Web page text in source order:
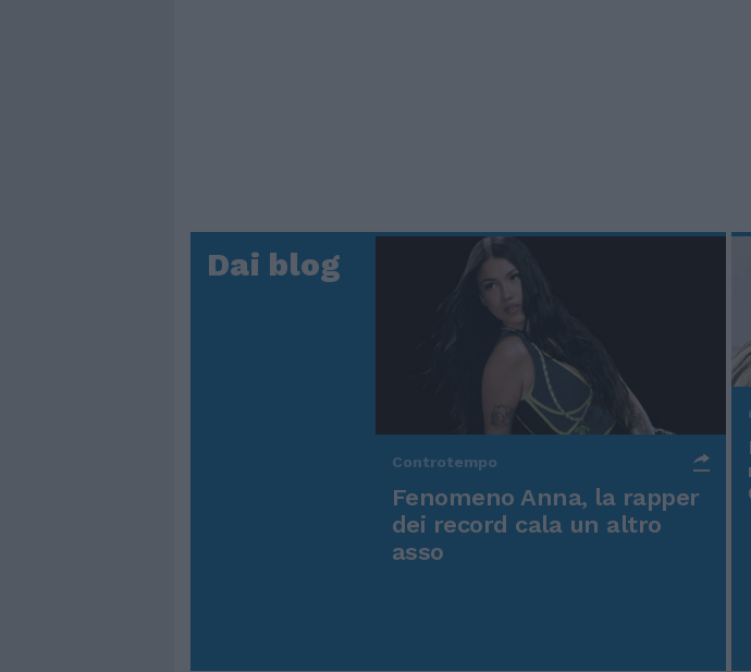
Dai blog
Controtempo
Fenomeno Anna, la rapper
dei record cala un altro
asso